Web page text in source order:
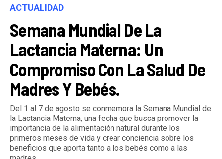
ACTUALIDAD
Semana Mundial De La
Lactancia Materna: Un
Compromiso Con La Salud De
Madres Y Bebés.
Del 1 al 7 de agosto se conmemora la Semana Mundial de
la Lactancia Materna, una fecha que busca promover la
importancia de la alimentación natural durante los
primeros meses de vida y crear conciencia sobre los
beneficios que aporta tanto a los bebés como a las